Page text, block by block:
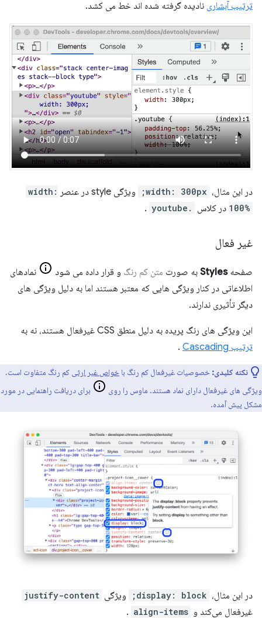
ترتیب آبشاری نادیده گرفته شده اند خط می کشد.
در این مثال، width: 300px; ویژگی style در عنصر
width:
100% در کلاس .youtube
.
غیر فعال
صفحهStyles به صورت متن کم رنگ و قرار داده می شود
نمادهای
اطلاعاتی در کنار ویژگی هایی که معتبر هستند اما به دلیل ویژگی های
دیگر تأثیری ندارند.
این ویژگی های رنگ پریده به دلیل منطق CSS غیرفعال هستند، نه به
ترتیب Cascading
.
نکته کلیدی: خصوصیات غیرفعال کم رنگ با خواص غیر ارثی کم رنگ متفاوت است.
ویژگی های غیرفعال دارای نماد هستند. ماوس را روی
برای دریافت راهنمایی در مورد
مشکل پیش آمده.
در این مثال، display: block; ویژگی justify-content
غیرفعال می‌کند و align-items
.